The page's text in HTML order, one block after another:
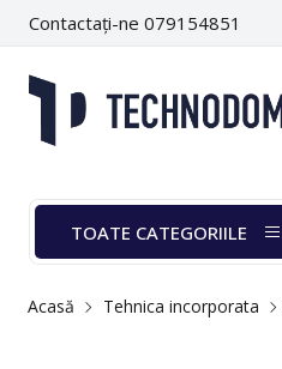
Contactați-ne 079154851
TOATE CATEGORIILE
Acasă Tehnica incorporata